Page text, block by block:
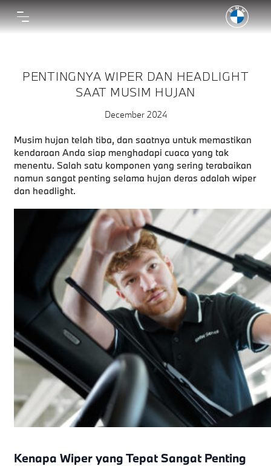
PENTINGNYA WIPER DAN HEADLIGHT
SAAT MUSIM HUJAN
December 2024
Musim hujan telah tiba, dan saatnya untuk memastikan
kendaraan Anda siap menghadapi cuaca yang tak
menentu. Salah satu komponen yang sering terabaikan
namun sangat penting selama hujan deras adalah wiper
dan headlight.
Kenapa Wiper yang Tepat Sangat Penting